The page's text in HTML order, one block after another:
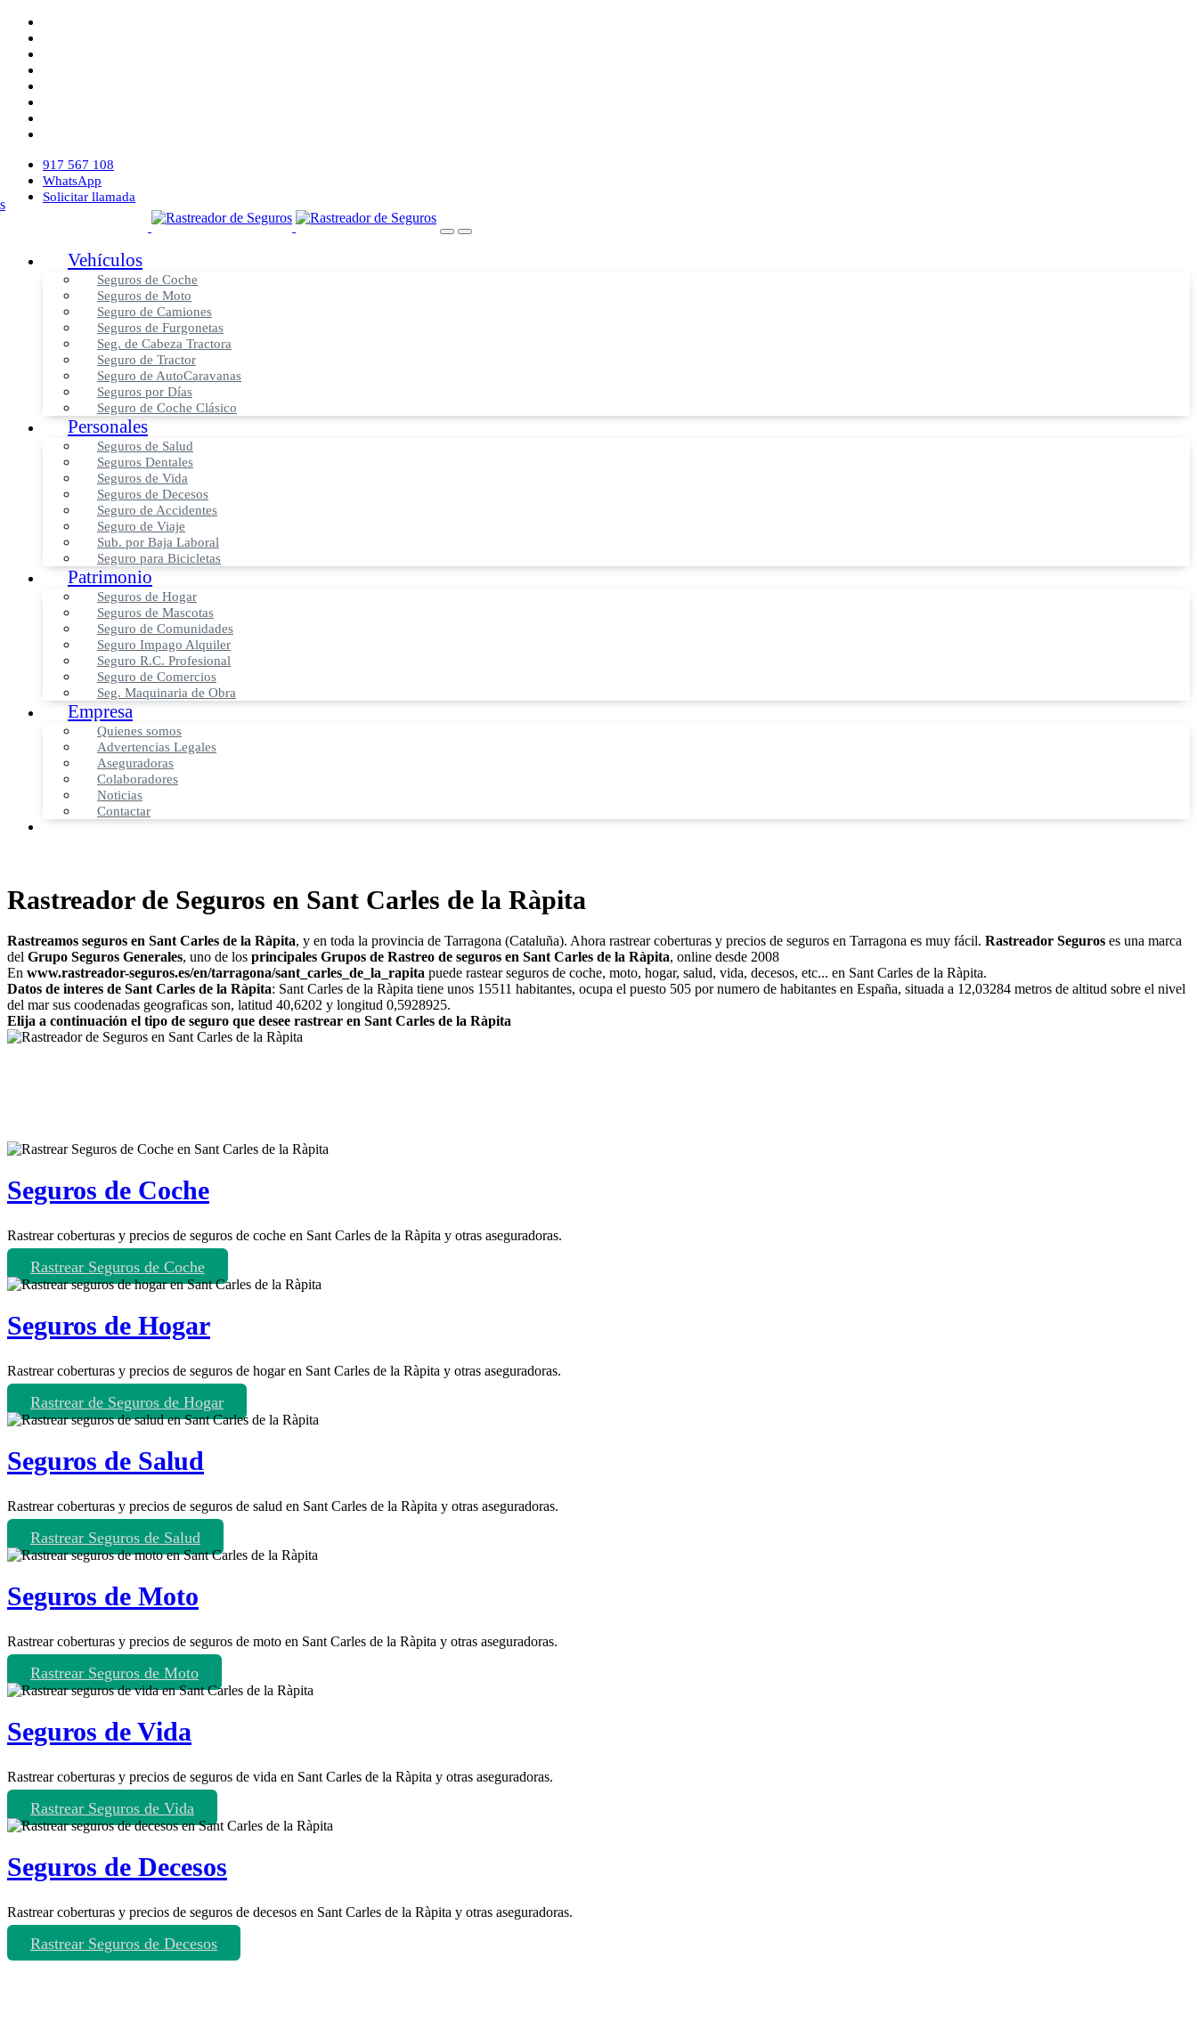
917 567 108
WhatsApp
Solicitar llamada
Vehículos
Seguros de Coche
Seguros de Moto
Seguro de Camiones
Seguros de Furgonetas
Seg. de Cabeza Tractora
Seguro de Tractor
Seguro de AutoCaravanas
Seguros por Días
Seguro de Coche Clásico
Personales
Seguros de Salud
Seguros Dentales
Seguros de Vida
Seguros de Decesos
Seguro de Accidentes
Seguro de Viaje
Sub. por Baja Laboral
Seguro para Bicicletas
Patrimonio
Seguros de Hogar
Seguros de Mascotas
Seguro de Comunidades
Seguro Impago Alquiler
Seguro R.C. Profesional
Seguro de Comercios
Seg. Maquinaria de Obra
Empresa
Quienes somos
Advertencias Legales
Aseguradoras
Colaboradores
Noticias
Contactar
Rastreador de Seguros en Sant Carles de la Ràpita
Rastreamos seguros en Sant Carles de la Ràpita, y en toda la provincia de Tarragona (Cataluña). Ahora rastrear coberturas y precios de seguros en Tarragona es muy fácil. Rastreador Seguros es una marca
del Grupo Seguros Generales, uno de los principales Grupos de Rastreo de seguros en Sant Carles de la Ràpita, online desde 2008
En www.rastreador-seguros.es/en/tarragona/sant_carles_de_la_rapita puede rastear seguros de coche, moto, hogar, salud, vida, decesos, etc... en Sant Carles de la Ràpita.
Datos de interes de Sant Carles de la Ràpita: Sant Carles de la Ràpita tiene unos 15511 habitantes, ocupa el puesto 505 por numero de habitantes en España, situada a 12,03284 metros de altitud sobre el nivel
del mar sus coodenadas geograficas son, latitud 40,6202 y longitud 0,5928925.
Elija a continuación el tipo de seguro que desee rastrear en Sant Carles de la Ràpita
Seguros de Coche
Rastrear coberturas y precios de seguros de coche en Sant Carles de la Ràpita y otras aseguradoras.
Rastrear Seguros de Coche
Seguros de Hogar
Rastrear coberturas y precios de seguros de hogar en Sant Carles de la Ràpita y otras aseguradoras.
Rastrear de Seguros de Hogar
Seguros de Salud
Rastrear coberturas y precios de seguros de salud en Sant Carles de la Ràpita y otras aseguradoras.
Rastrear Seguros de Salud
Seguros de Moto
Rastrear coberturas y precios de seguros de moto en Sant Carles de la Ràpita y otras aseguradoras.
Rastrear Seguros de Moto
Seguros de Vida
Rastrear coberturas y precios de seguros de vida en Sant Carles de la Ràpita y otras aseguradoras.
Rastrear Seguros de Vida
Seguros de Decesos
Rastrear coberturas y precios de seguros de decesos en Sant Carles de la Ràpita y otras aseguradoras.
Rastrear Seguros de Decesos